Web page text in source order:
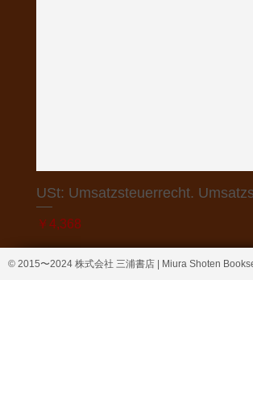
USt: Umsatzsteuerrecht.
価格
￥4,368
© 2015〜2024 株式会社 三浦書店 | Miura Shoten